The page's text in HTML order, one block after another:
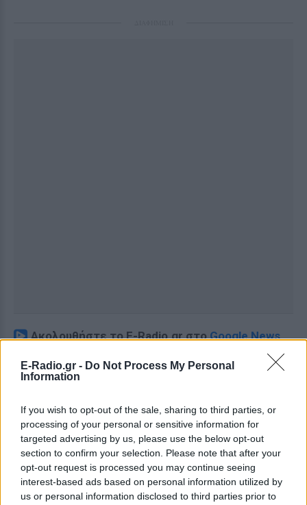
E-Radio.gr - Do Not Process My Personal
Information
If you wish to opt-out of the sale, sharing to third parties, or
processing of your personal or sensitive information for
targeted advertising by us, please use the below opt-out
section to confirm your selection. Please note that after your
opt-out request is processed you may continue seeing
interest-based ads based on personal information utilized by
us or personal information disclosed to third parties prior to
Ακολουθήστε το E-Radio.gr στοGoogle News
Διαβάστε περισσότερα θέματα για
Pink.gr
Ακολουθήστε το E-Radio.gr και στο Instagram
ΔΙΑΦΗΜΙΣΗ